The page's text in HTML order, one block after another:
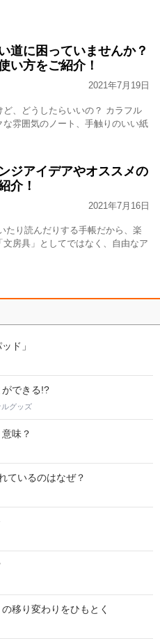
道に困っていませんか？
い方をご紹介！
2021年7月19日
、どうしたらいいの？ カラフル
雰囲気のノート、手触りのいい紙
ジアイデアやオススメの
介！
2021年7月16日
たり読んだりする手帳だから、楽
房具」としてではなく、自由なア
ド」
ができる!?
ルグッズ
味？
ているのはなぜ？
移り変わりをひもとく